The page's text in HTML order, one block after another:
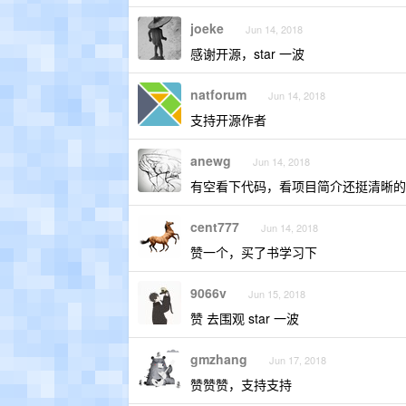
joeke Jun 14, 2018
感谢开源，star 一波
natforum Jun 14, 2018
支持开源作者
anewg Jun 14, 2018
有空看下代码，看项目简介还挺清晰的
cent777 Jun 14, 2018
赞一个，买了书学习下
9066v Jun 15, 2018
赞 去围观 star 一波
gmzhang Jun 17, 2018
赞赞赞，支持支持